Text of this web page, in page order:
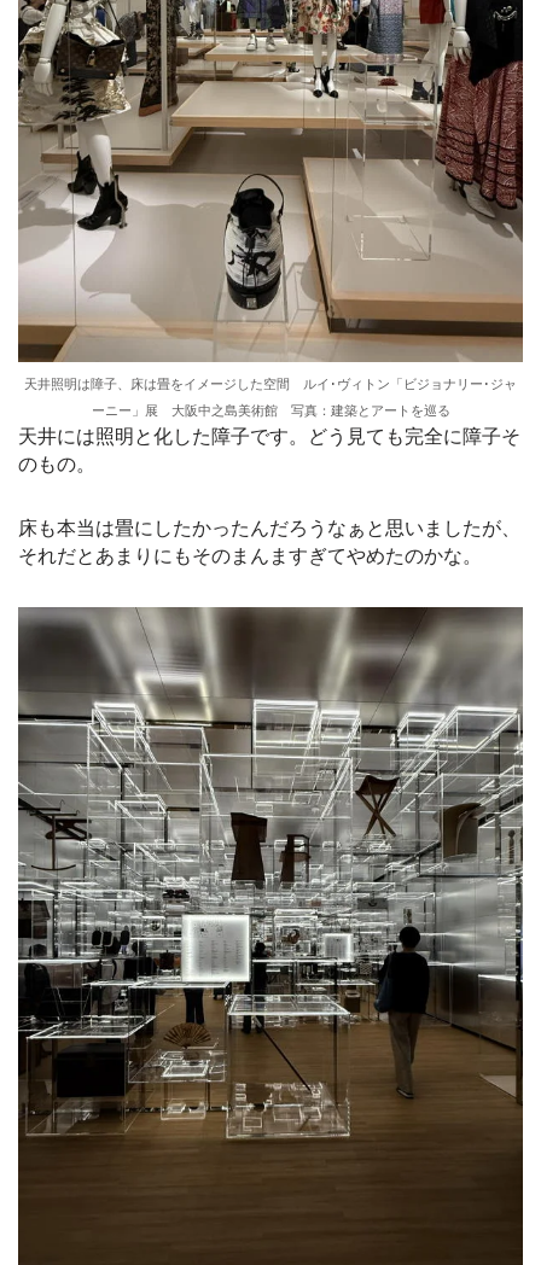
天井照明は障子、床は畳をイメージした空間 ルイ･ヴィトン「ビジョナリー･ジャ
ーニー」展 大阪中之島美術館 写真：建築とアートを巡る
天井には照明と化した障子です。どう見ても完全に障子そ
のもの。
床も本当は畳にしたかったんだろうなぁと思いましたが、
それだとあまりにもそのまんますぎてやめたのかな。